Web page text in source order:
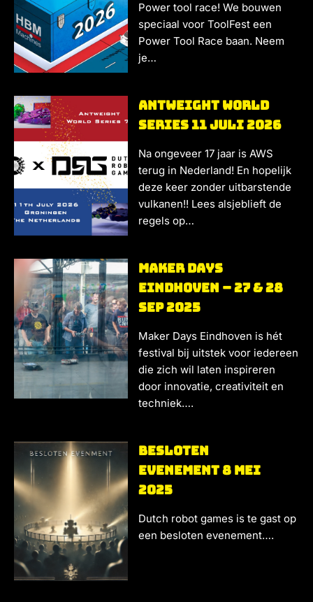
Power tool race! We bouwen
speciaal voor ToolFest een
Power Tool Race baan. Neem
je…
Antweight World
Series 11 Juli 2026
Na ongeveer 17 jaar is AWS
terug in Nederland! En hopelijk
deze keer zonder uitbarstende
vulkanen!! Lees alsjeblieft de
regels op…
MAker Days
Eindhoven – 27 & 28
sep 2025
Maker Days Eindhoven is hét
festival bij uitstek voor iedereen
die zich wil laten inspireren
door innovatie, creativiteit en
techniek….
Besloten
evenement 8 mei
2025
Dutch robot games is te gast op
een besloten evenement….